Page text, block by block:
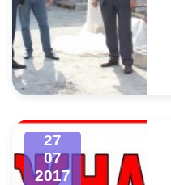
27
07
2017